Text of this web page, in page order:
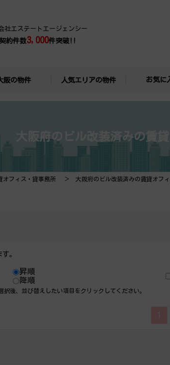
社エステートエージェンシー
約件数3,000件突破!!
阪の物件 人気エリアの物件 お気に
大阪府のビル改装済みの賃
オフィス・貸事務所 大阪府のビル改装済みの賃貸オフ
。
昇順
降順
後、​並び替えしたい項目をクリックしてください。